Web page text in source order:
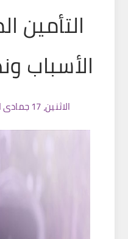
التأمين
الأسباب
الاثنين، 17 جمادى الآخرة 1447 بعد الهجرة